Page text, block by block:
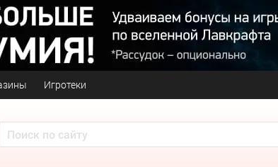
Игротеки